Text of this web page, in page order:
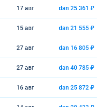
17 авг dan 25 361 ₽
15 авг dan 21 555 ₽
27 авг dan 16 805 ₽
27 авг dan 40 785 ₽
16 авг dan 25 872 ₽